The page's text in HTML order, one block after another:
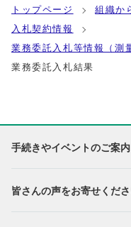
トップページ 組織か
入札契約情報
業務委託入札等情報（測
業務委託入札結果
手続きやイベントのご案内
皆さんの声をお寄せくだ